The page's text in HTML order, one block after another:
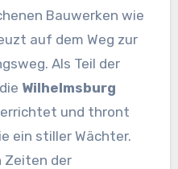
Bauwerken wie
auf dem Weg zur
Als Teil der
Wilhelmsburg
errichtet und thront
ein stiller Wächter.
Zeiten der